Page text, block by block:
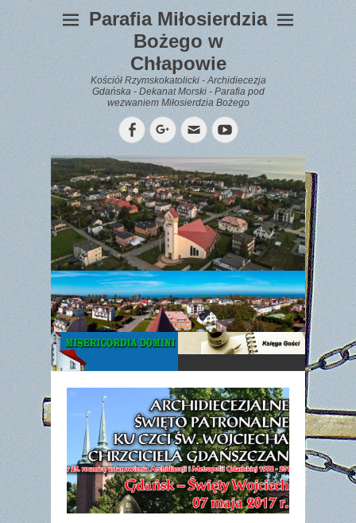
Parafia Miłosierdzia
Bożego w
Chłapowie
Kościół Rzymskokatolicki - Archidiecezja
Gdańska - Dekanat Morski - Parafia pod
wezwaniem Miłosierdzia Bożego
FacebookGoogleplus
EmailYouTube
WYPOCZYNEK
Gazetka
Parafialna